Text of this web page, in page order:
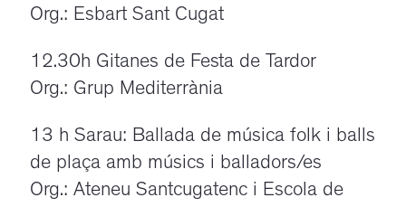
Org.: Esbart Sant Cugat
12.30h Gitanes de Festa de Tardor
Org.: Grup Mediterrània
13 h Sarau: Ballada de música folk i balls
de plaça amb músics i balladors/es
Org.: Ateneu Santcugatenc i Escola de